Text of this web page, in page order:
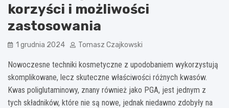
korzyści i możliwości
zastosowania
1 grudnia 2024 Tomasz Czajkowski
Nowoczesne techniki kosmetyczne z upodobaniem wykorzystują
skomplikowane, lecz skuteczne właściwości różnych kwasów.
Kwas poliglutaminowy, znany również jako PGA, jest jednym z
tych składników, które nie są nowe, jednak niedawno zdobyły na